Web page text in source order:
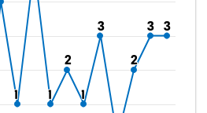
1
1 11
2
2
1
1
3
3
2
2
3
3 3
3